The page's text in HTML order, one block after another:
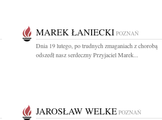
MAREK ŁANIECKI POZNAŃ
Dnia 19 lutego, po trudnych zmaganiach z chorobą
odszedł nasz serdeczny Przyjaciel Marek...
JAROSŁAW WELKE POZNAŃ